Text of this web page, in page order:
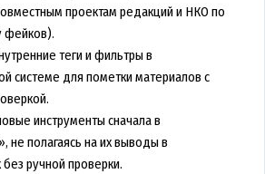
проектам редакций и НКО по
фейков).
теги и фильтры в
системе для пометки материалов с
инструменты сначала в
не полагаясь на их выводы в
ручной проверки.